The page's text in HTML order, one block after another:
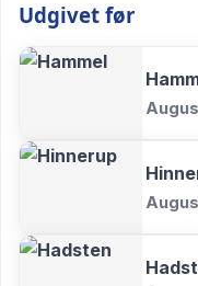
Udgivet før